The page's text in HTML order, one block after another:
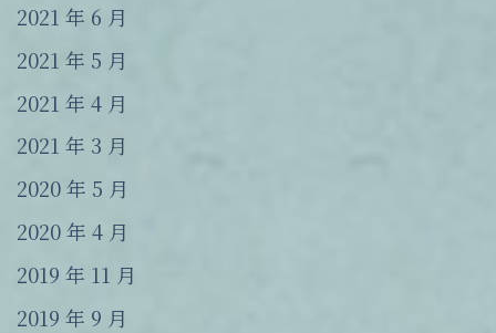
2021 年 6 月
2021 年 5 月
2021 年 4 月
2021 年 3 月
2020 年 5 月
2020 年 4 月
2019 年 11 月
2019 年 9 月